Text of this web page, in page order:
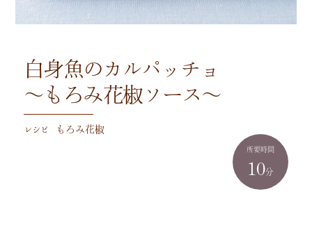
レシピ もろみ花椒
白身魚のカルパッチョ
～もろみ花椒ソース～
所要時間
10分